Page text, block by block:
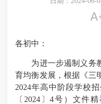
各初中：
为进一步遏制义务教
育均衡发展，根据《三
2024年高中阶段学校
〔2024〕4号）文件